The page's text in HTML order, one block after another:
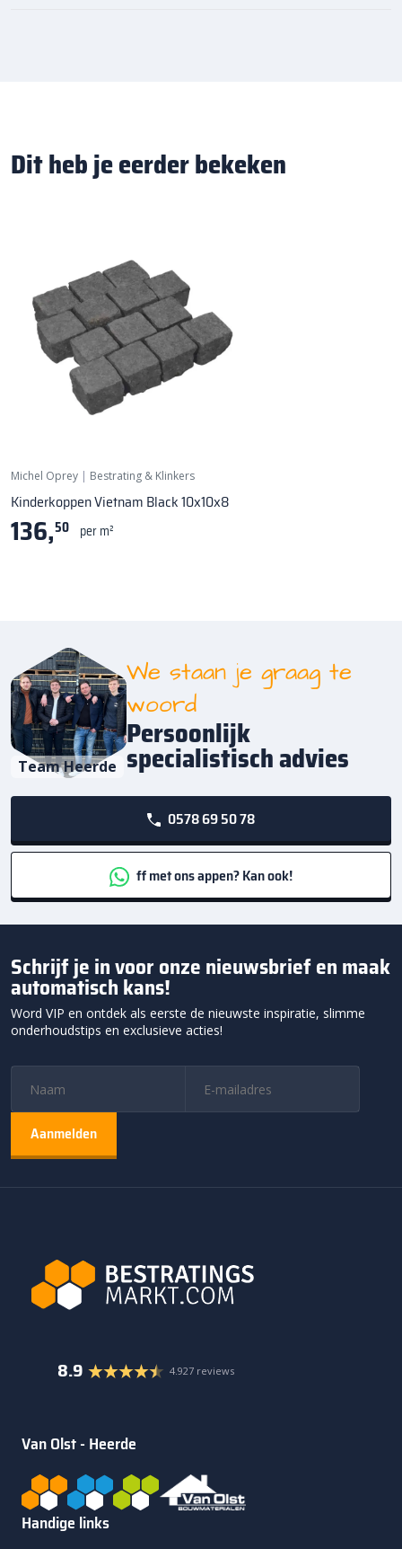
Dit heb je eerder bekeken
Michel Oprey | Bestrating & Klinkers
Kinderkoppen Vietnam Black 10x10x8
136,50 per m²
Team Heerde
We staan je graag te
woord
Persoonlijk
specialistisch advies
0578 69 50 78
ff met ons appen? Kan ook!
Schrijf je in voor onze nieuwsbrief en maak
automatisch kans!
Word VIP en ontdek als eerste de nieuwste inspiratie, slimme
onderhoudstips en exclusieve acties!
8.9 4.927 reviews
Van Olst - Heerde
Handige links